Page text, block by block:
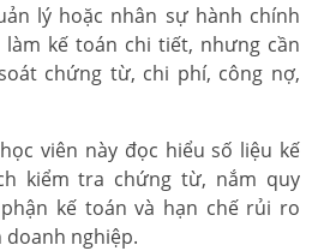
lý hoặc nhân sự hành chính
kế toán chi tiết, nhưng cần
chứng từ, chi phí, công nợ,
viên này đọc hiểu số liệu kế
kiểm tra chứng từ, nắm quy
kế toán và hạn chế rủi ro
nghiệp.